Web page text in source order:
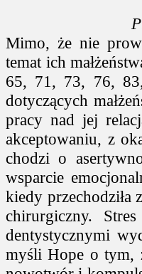
Mimo, że nie
temat ich
65, 71, 73, 76,
dotyczących
pracy nad jej
akceptowaniu, z
chodzi o
wsparcie
kiedy przechodziła
chirurgiczny.
dentystycznymi
myśli Hope o tym,